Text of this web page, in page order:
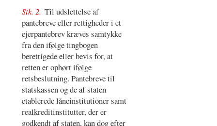
Stk. 2. Til udslettelse af
pantebreve eller rettigheder i et
ejerpantebrev kræves samtykke
fra den ifølge tingbogen
berettigede eller bevis for, at
retten er ophørt ifølge
retsbeslutning. Pantebreve til
statskassen og de af staten
etablerede låneinstitutioner samt
realkreditinstitutter, der er
godkendt af staten, kan dog efter